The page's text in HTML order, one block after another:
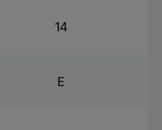
14
E